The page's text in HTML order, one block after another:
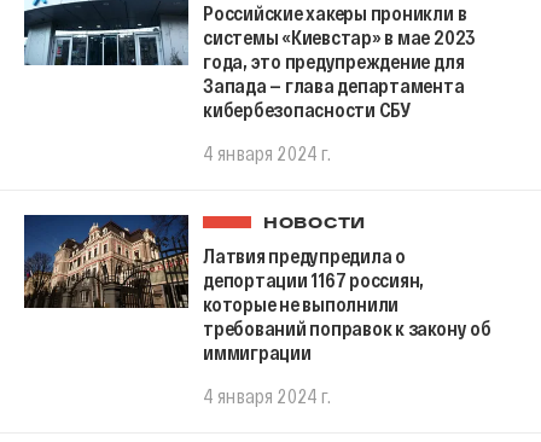
Российские хакеры проникли в
системы «Киевстар» в мае 2023
года, это предупреждение для
Запада — глава департамента
кибербезопасности СБУ
4 января 2024 г.
НОВОСТИ
Латвия предупредила о
депортации 1167 россиян,
которые не выполнили
требований поправок к закону об
иммиграции
4 января 2024 г.